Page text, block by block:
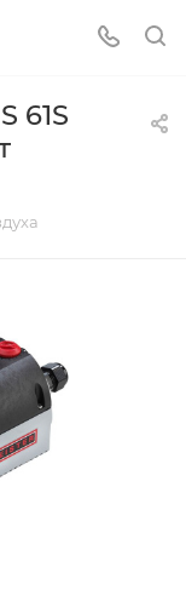
61S